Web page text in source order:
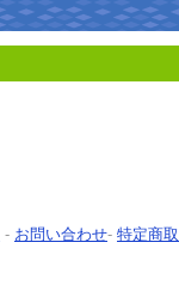
- お問い合わせ- 特定商